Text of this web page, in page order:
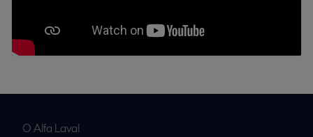
O Alfa Laval